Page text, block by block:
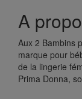
A
Aux 2 Bambins
marque pour
de la lingerie
Prima Donna,